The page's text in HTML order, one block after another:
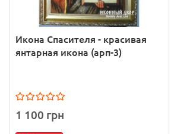
Икона Спасителя - красивая
янтарная икона (арп-3)
1 100 грн